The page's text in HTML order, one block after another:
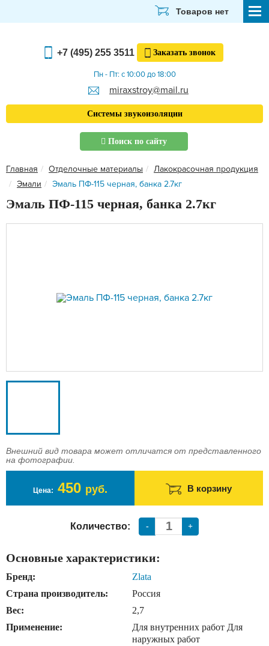
ОТДЕЛОЧНЫЕ МАТЕРИАЛЫ
ЭЛЕКТРИКА И ОСВЕЩЕНИЕ
ЗВУКОИЗОЛЯЦИЯ
ТЕПЛОИЗОЛЯЦИЯ
Главная
Товаров нет
+7 (495) 255 3511 Заказать звонок
Пн - Пт: с 10:00 до 18:00
miraxstroy@mail.ru
Системы звукоизоляции
Поиск по сайту
Главная Отделочные материалы
Лакокрасочная продукция
Эмали
Эмаль ПФ-115 черная, банка 2.7кг
Эмаль ПФ-115 черная, банка 2.7кг
Внешний вид товара может отличатся от представленного
на фотографии.
Цена: 450 руб. В корзину
Количество: - +
Основные характеристики:
Бренд:
Zlata
Страна производитель:
Россия
Вес:
2,7
Применение:
Для внутренних работ Для
наружных работ